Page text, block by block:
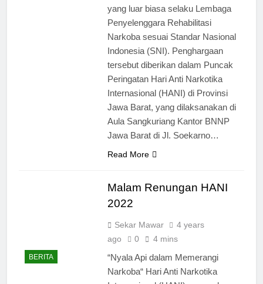
yang luar biasa selaku Lembaga
Penyelenggara Rehabilitasi
Narkoba sesuai Standar Nasional
Indonesia (SNI). Penghargaan
tersebut diberikan dalam Puncak
Peringatan Hari Anti Narkotika
Internasional (HANI) di Provinsi
Jawa Barat, yang dilaksanakan di
Aula Sangkuriang Kantor BNNP
Jawa Barat di Jl. Soekarno…
Read More
BERITA
Malam Renungan HANI
2022
Sekar Mawar
4 years
ago
0 4 mins
“Nyala Api dalam Memerangi
Narkoba“ Hari Anti Narkotika